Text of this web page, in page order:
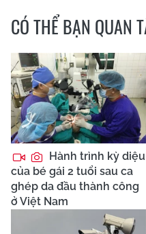
CÓ THỂ BẠN QUAN
Hành trình kỳ diệu
của bé gái 2 tuổi sau ca
ghép da đầu thành công
ở Việt Nam